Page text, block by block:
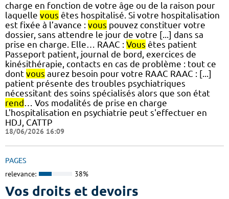
charge en fonction de votre âge ou de la raison pour
laquelle vous êtes hospitalisé. Si votre hospitalisation
est fixée à l’avance : vous pouvez constituer votre
dossier, sans attendre le jour de votre [...] dans sa
prise en charge. Elle… RAAC : Vous êtes patient
Passeport patient, journal de bord, exercices de
kinésithérapie, contacts en cas de problème : tout ce
dont vous aurez besoin pour votre RAAC RAAC : [...]
patient présente des troubles psychiatriques
nécessitant des soins spécialisés alors que son état
rend… Vos modalités de prise en charge
L'hospitalisation en psychiatrie peut s'effectuer en
HDJ, CATTP
18/06/2026 16:09
PAGES
relevance: 38%
Vos droits et devoirs